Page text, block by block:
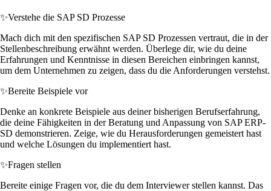
✨Verstehe die SAP SD Prozesse
Mach dich mit den spezifischen SAP SD Prozessen vertraut, die in der
Stellenbeschreibung erwähnt werden. Überlege dir, wie du deine
Erfahrungen und Kenntnisse in diesen Bereichen einbringen kannst,
um dem Unternehmen zu zeigen, dass du die Anforderungen verstehst.
✨Bereite Beispiele vor
Denke an konkrete Beispiele aus deiner bisherigen Berufserfahrung,
die deine Fähigkeiten in der Beratung und Anpassung von SAP ERP-
SD demonstrieren. Zeige, wie du Herausforderungen gemeistert hast
und welche Lösungen du implementiert hast.
✨Fragen stellen
Bereite einige Fragen vor, die du dem Interviewer stellen kannst. Das